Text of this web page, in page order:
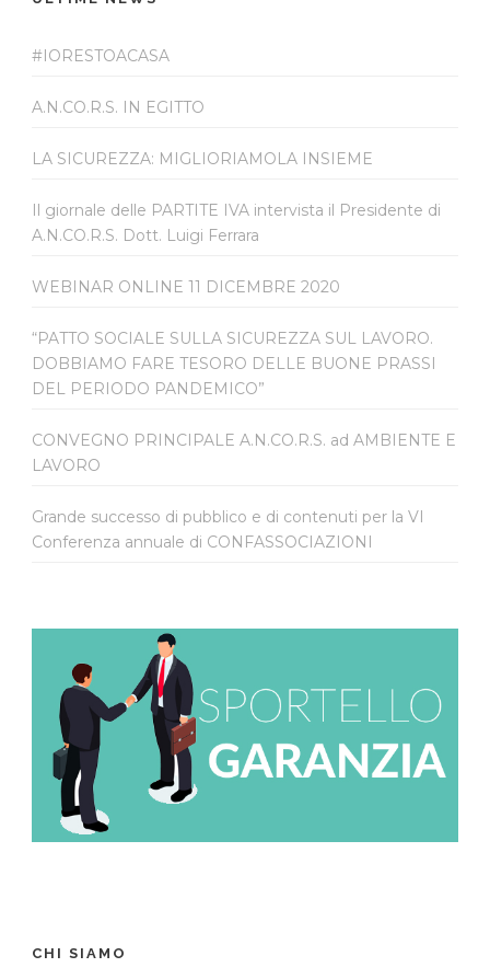
#IORESTOACASA
A.N.CO.R.S. IN EGITTO
LA SICUREZZA: MIGLIORIAMOLA INSIEME
Il giornale delle PARTITE IVA intervista il Presidente di
A.N.CO.R.S. Dott. Luigi Ferrara
WEBINAR ONLINE 11 DICEMBRE 2020
“PATTO SOCIALE SULLA SICUREZZA SUL LAVORO.
DOBBIAMO FARE TESORO DELLE BUONE PRASSI
DEL PERIODO PANDEMICO”
CONVEGNO PRINCIPALE A.N.CO.R.S. ad AMBIENTE E
LAVORO
Grande successo di pubblico e di contenuti per la VI
Conferenza annuale di CONFASSOCIAZIONI
CHI SIAMO